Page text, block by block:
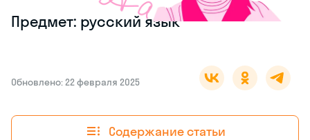
Предмет: русский язык
Обновлено: 22 февраля 2025
Содержание статьи